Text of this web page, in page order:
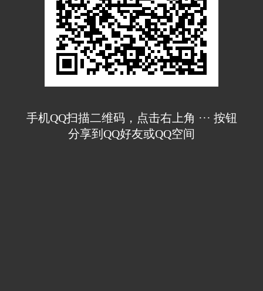
手机QQ扫描二维码，点击右上角 ··· 按钮
分享到QQ好友或QQ空间